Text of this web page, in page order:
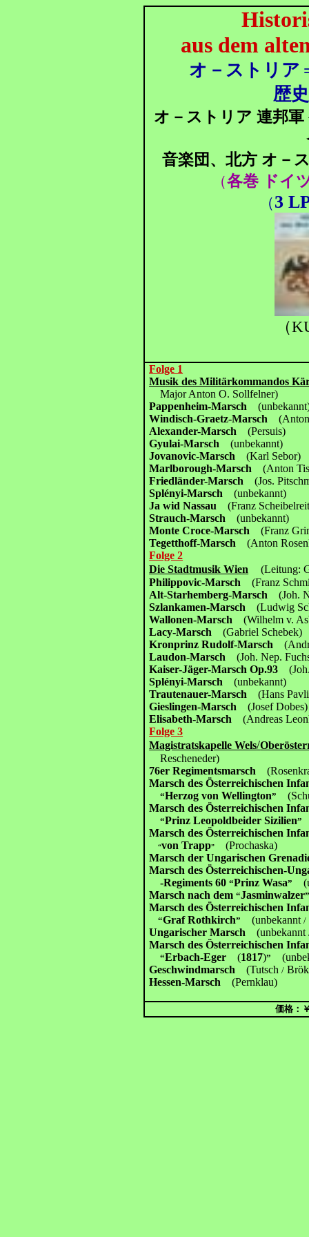
aus dem
オ－ストリア
歴
オ－ストリア 連邦
音楽団、北方 オ－
（各巻 ドイ
（3
（
Folge 1
Musik des Militärkommandos
Major Anton O. Sollfelner)
Pappenheim-Marsch
Windisch-Graetz-Marsch
Alexander-Marsch (Persuis)
Gyulai-Marsch (unbekannt)
Jovanovic-Marsch (Karl Sebor)
Marlborough-Marsch (Anton
Friedländer-Marsch (Jos.
Splényi-Marsch (unbekannt)
Ja wid Nassau (Franz
Strauch-Marsch (unbekannt)
Monte Croce-Marsch (Franz
Tegetthoff-Marsch (Anton
Folge 2
Die Stadtmusik Wien
(Leitung:
Philippovic-Marsch (Franz
Alt-Starhemberg-Marsch (Joh.
Szlankamen-Marsch (Ludwig
Wallonen-Marsch (Wilhelm v.
Lacy-Marsch(Gabriel Schebek)
Kronprinz Rudolf-Marsch
Laudon-Marsch (Joh. Nep.
Kaiser-Jäger-Marsch Op.93
Splényi-Marsch (unbekannt)
Trautenauer-Marsch (Hans
Gieslingen-Marsch (Josef Dobes)
Elisabeth-Marsch (Andreas
Folge 3
Magistratskapelle Wels/
Rescheneder)
76er Regimentsmarsch
Marsch des Österreichischen
“Herzog von Wellington”
Marsch des Österreichischen
“Prinz Leopoldbeider Sizilien
Marsch des Österreichischen
“von Trapp”
(Prochaska)
Marsch der Ungarischen
Marsch des Österreichischen-
-Regiments 60“Prinz Wasa”
Marsch nach dem“Jasminwalzer
Marsch des Österreichischen
“Graf Rothkirch” (unbekannt/
Ungarischer Marsch (unbekannt
Marsch des Österreichischen
“Erbach-Eger (1817)”
Geschwindmarsch (Tutsch/
Hessen-Marsch (Pernklau)
価格：